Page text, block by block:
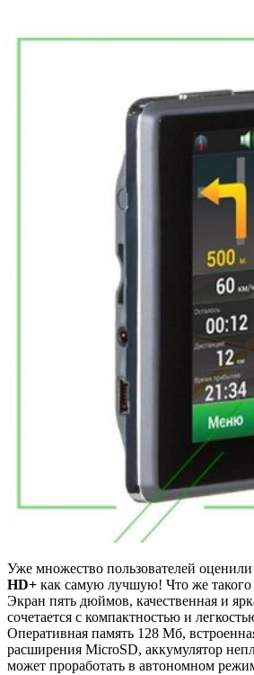
Уже множество пользователей
HD+ как самую лучшую! Что же такого
Экран пять дюймов, качественная и
сочетается с компактностью и
Оперативная память 128 Мб,
расширения MicroSD, аккумулятор
может проработать в автономном